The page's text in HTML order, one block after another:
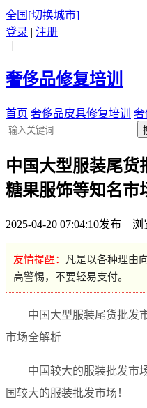
全国 [切换城市]
登录 | 注册
|
奢侈品修复培训
首页 奢侈品皮具修复培训 奢
中国大型服装尾货
糖果服饰等知名市
2025-04-20 07:04:10发布
友情提醒：
凡是以各种理由
高警惕，不要轻易支付。
中国大型服装尾货批发
市场全解析
中国较大的服装批发市
国较大的服装批发市场！